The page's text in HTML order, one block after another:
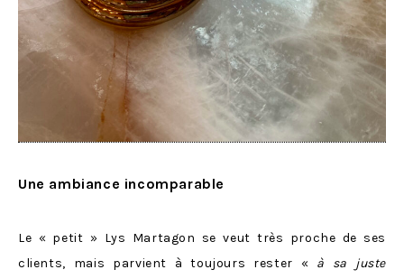
Une ambiance incomparable
Le « petit » Lys Martagon se veut très proche de ses
clients, mais parvient à toujours rester « à sa juste